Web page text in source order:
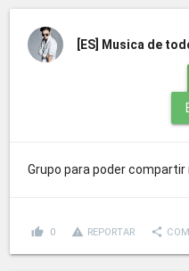
[ES] Musica de
Grupo para poder
thumb_up 0 report_problem REPORTAR share